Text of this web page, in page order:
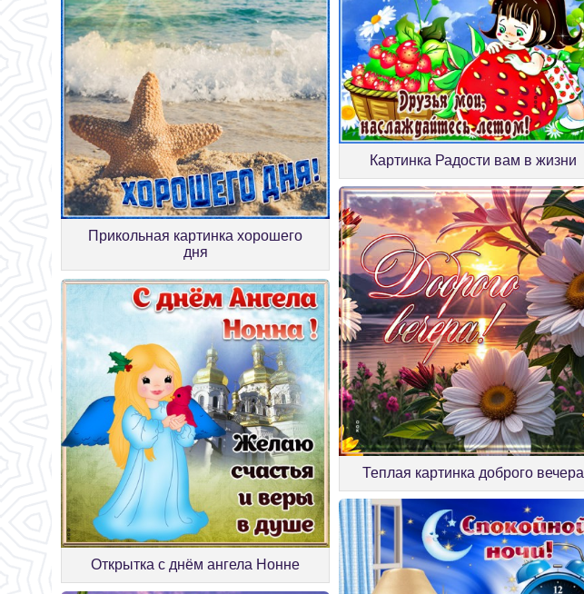
Прикольная картинка хорошего
дня
Картинка Радости вам в жизни
Открытка с днём ангела Нонне
Теплая картинка доброго вечера